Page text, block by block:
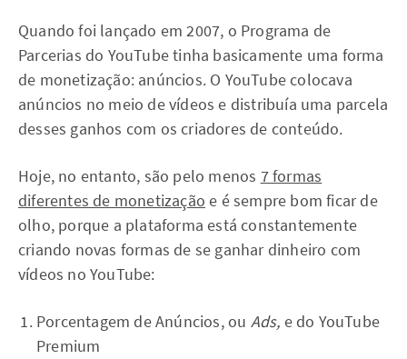
Quando foi lançado em 2007, o Programa de
Parcerias do YouTube tinha basicamente uma forma
de monetização: anúncios. O YouTube colocava
anúncios no meio de vídeos e distribuía uma parcela
desses ganhos com os criadores de conteúdo.
Hoje, no entanto, são pelo menos 7 formas
diferentes de monetização e é sempre bom ficar de
olho, porque a plataforma está constantemente
criando novas formas de se ganhar dinheiro com
vídeos no YouTube:
Porcentagem de Anúncios, ou Ads, e do YouTube
Premium